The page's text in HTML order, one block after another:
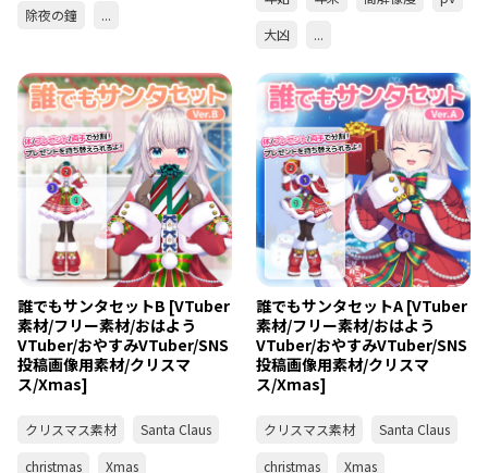
除夜の鐘 ...
大凶
...
誰でもサンタセットB [VTuber
素材/フリー素材/おはよう
VTuber/おやすみVTuber/SNS
投稿画像用素材/クリスマ
ス/Xmas]
クリスマス素材
Santa Claus
christmas
Xmas
誰でもサンタセットA [VTuber
素材/フリー素材/おはよう
VTuber/おやすみVTuber/SNS
投稿画像用素材/クリスマ
ス/Xmas]
クリスマス素材
Santa Claus
christmas
Xmas